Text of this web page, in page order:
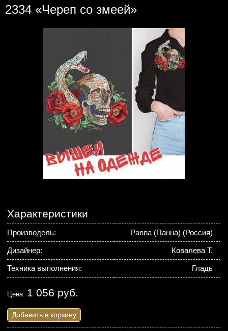
2334 «Череп со змеей»
Характеристики
Производель: Panna (Панна) (Россия)
Дизайнер: Ковалева Т.
Техника выполнения: Гладь
Цена: 1 056 руб.
Добавить в корзину